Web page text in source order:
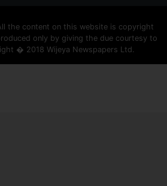
the content on this website is copyright
only by giving the due courtesy to
� 2018 Wijeya Newspapers Ltd.